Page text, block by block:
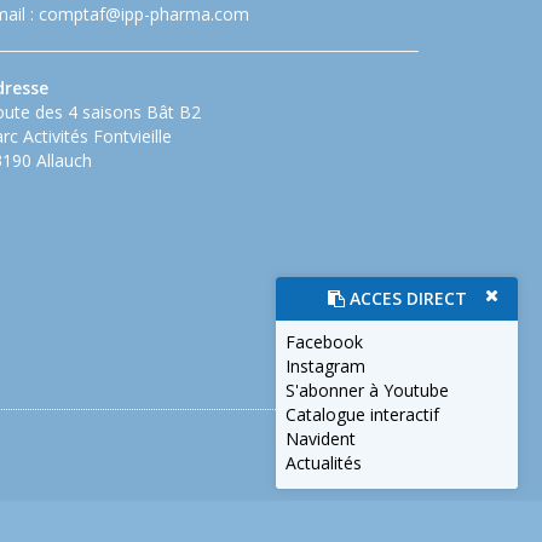
: comptaf@ipp-pharma.com
des 4 saisons Bât B2
Activités Fontvieille
Allauch
ACCES DIRECT
Facebook
Instagram
S'abonner à Youtube
Catalogue interactif
Navident
Actualités